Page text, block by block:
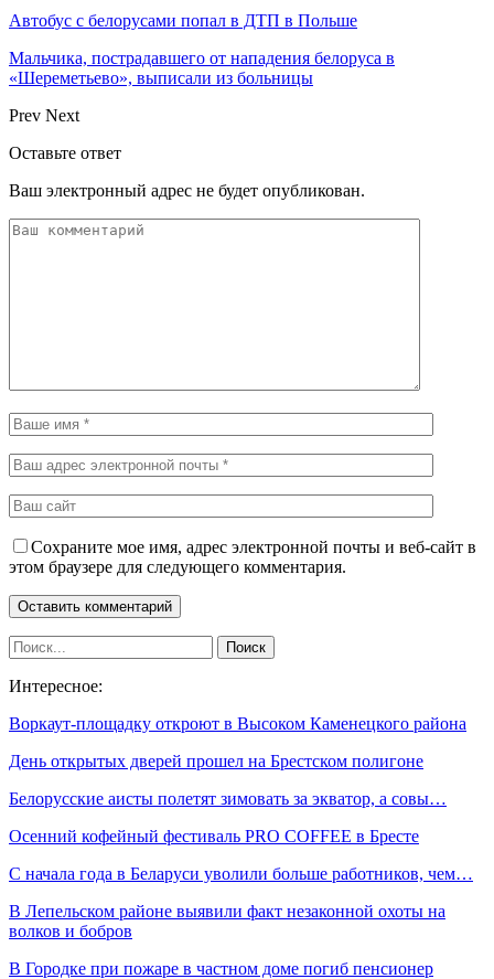
Автобус с белорусами попал в ДТП в Польше
Мальчика, пострадавшего от нападения белоруса в
«Шереметьево», выписали из больницы
Prev Next
Оставьте ответ
Ваш электронный адрес не будет опубликован.
Сохраните мое имя, адрес электронной почты и веб-сайт в
этом браузере для следующего комментария.
Интересное:
Воркаут-площадку откроют в Высоком Каменецкого района
День открытых дверей прошел на Брестском полигоне
Белорусские аисты полетят зимовать за экватор, а совы…
Осенний кофейный фестиваль PRO COFFEE в Бресте
С начала года в Беларуси уволили больше работников, чем…
В Лепельском районе выявили факт незаконной охоты на
волков и бобров
В Городке при пожаре в частном доме погиб пенсионер